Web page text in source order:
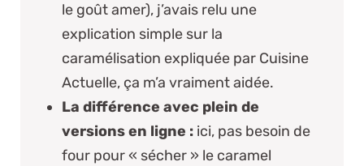
le goût amer), j’avais relu une
explication simple sur la
caramélisation expliquée par Cuisine
Actuelle, ça m’a vraiment aidée.
La différence avec plein de
versions en ligne : ici, pas besoin de
four pour « sécher » le caramel